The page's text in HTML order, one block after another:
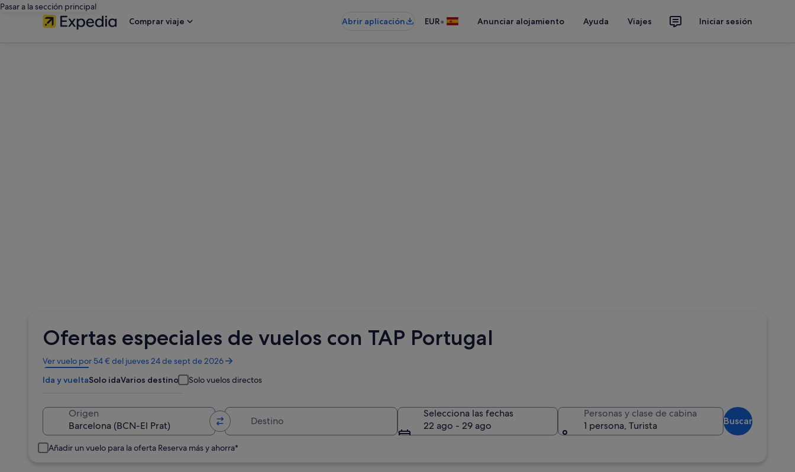
Pasar a la sección principal
Comprar viaje
Abrir aplicación EUR• Anunciar alojamiento Ayuda Viajes Iniciar sesión
Ofertas especiales de vuelos con TAP Portugal
Ver vuelo por 54 € del jueves 24 de sept de 2026
Se
abre
en
nueva
Ida y vueltaSolo idaVarios destinos Solo vuelos directos
Origen
Selecciona las fechas
22 ago - 29 ago
Personas y clase de cabina
1 persona, Turista
Buscar
Añadir un vuelo para la oferta Reserva más y ahorra*